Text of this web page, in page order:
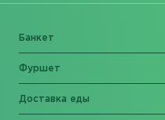
Банкет
Фуршет
Доставка еды